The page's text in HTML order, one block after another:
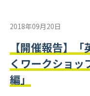
2018年09月20日
【開催報告】
くワークショッ
編」